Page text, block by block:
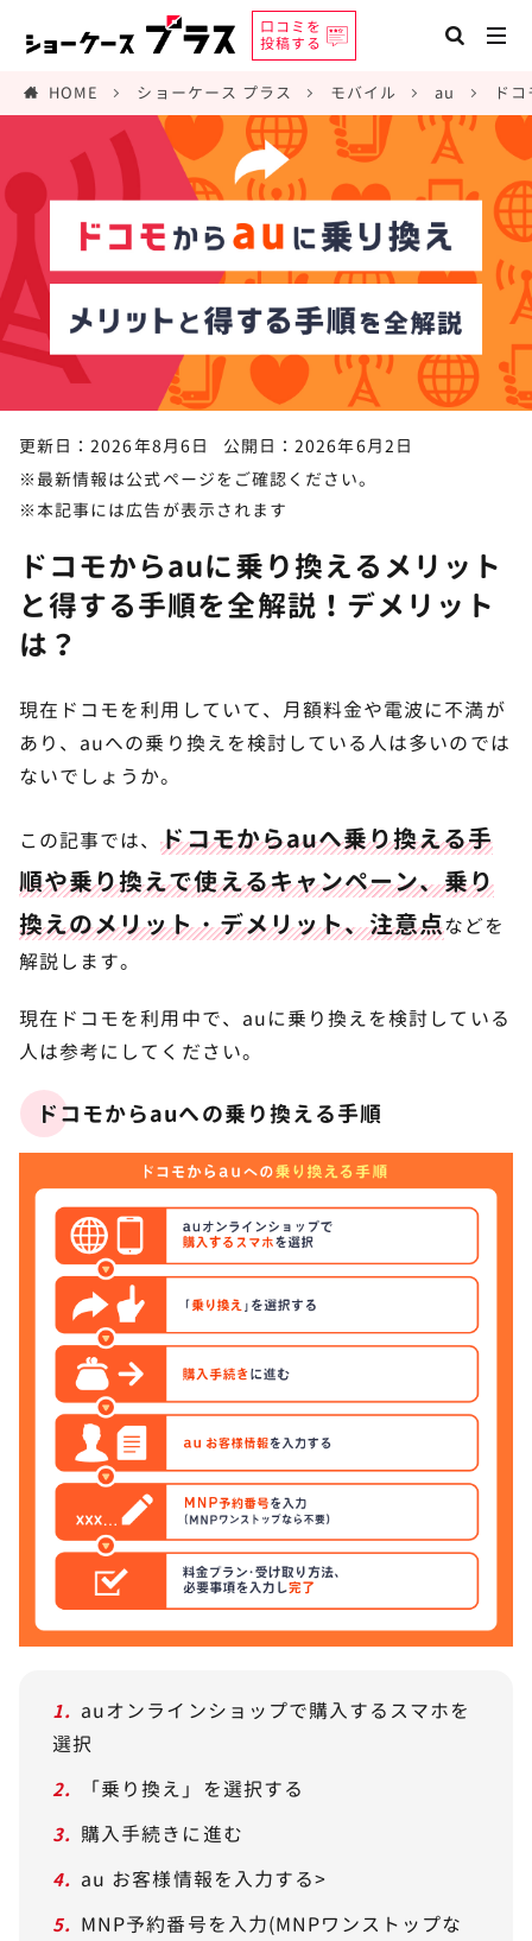
口コミを
投稿する
HOME ショーケース プラス モバイル au ド
更新日：2026年8月6日
公開日：2026年6月2日
※最新情報は公式ページをご確認ください。
※本記事には広告が表示されます
ドコモからauに乗り換えるメリット
と得する手順を全解説！デメリット
は？
現在ドコモを利用していて、月額料金や電波に不満が
あり、auへの乗り換えを検討している人は多いのでは
ないでしょうか。
この記事では、ドコモからauへ乗り換える手
順や乗り換えで使えるキャンペーン、乗り
換えのメリット・デメリット、注意点などを
解説します。
現在ドコモを利用中で、auに乗り換えを検討している
人は参考にしてください。
ドコモからauへの乗り換える手順
auオンラインショップで購入するスマホを
選択
「乗り換え」を選択する
購入手続きに進む
au お客様情報を入力する>
MNP予約番号を入力(MNPワンストップな